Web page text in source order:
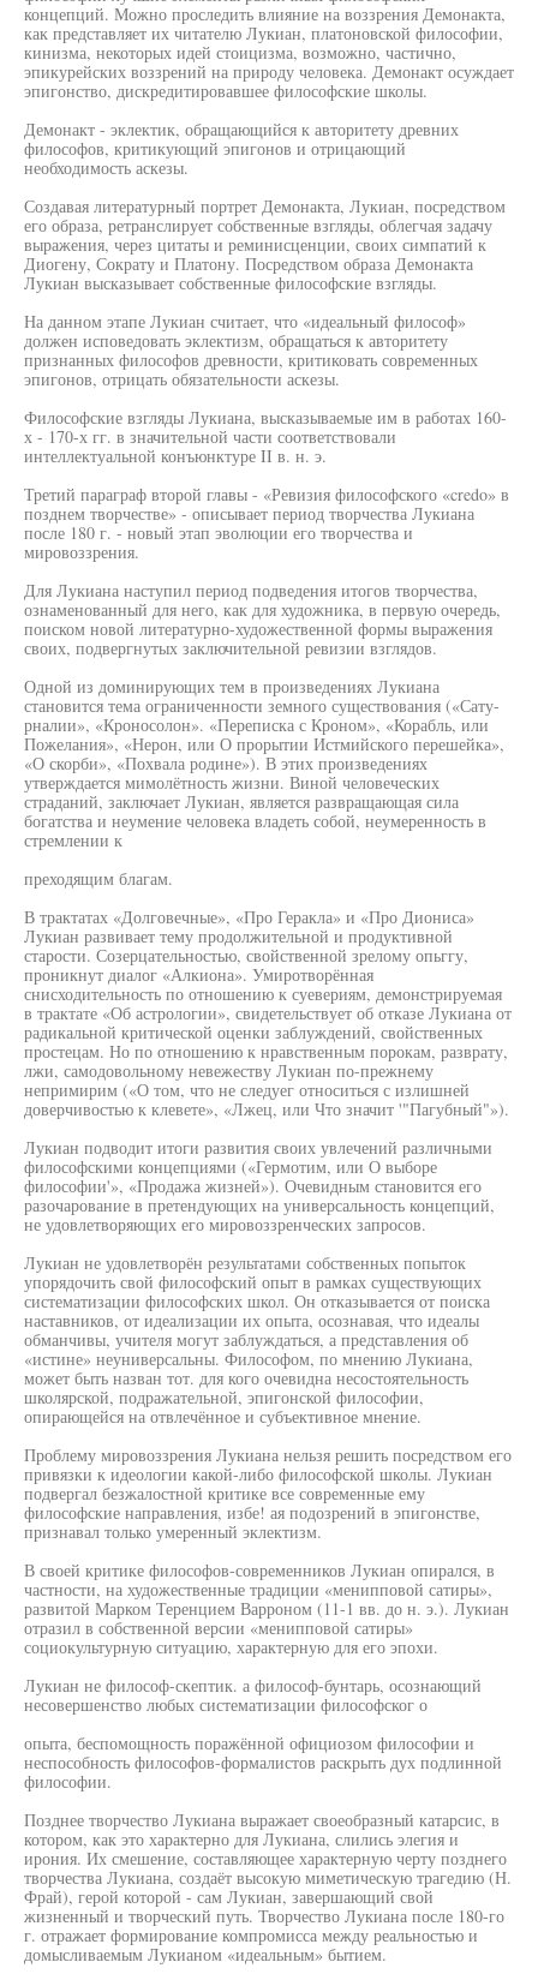
концепций. Можно проследить влияние на воззрения Демонакта,
как представляет их читателю Лукиан, платоновской философии,
кинизма, некоторых идей стоицизма, возможно, частично,
эпикурейских воззрений на природу человека. Демонакт осуждает
эпигонство, дискредитировавшее философские школы.
Демонакт - эклектик, обращающийся к авторитету древних
философов, критикующий эпигонов и отрицающий
необходимость аскезы.
Создавая литературный портрет Демонакта, Лукиан, посредством
его образа, ретранслирует собственные взгляды, облегчая задачу
выражения, через цитаты и реминисценции, своих симпатий к
Диогену, Сократу и Платону. Посредством образа Демонакта
Лукиан высказывает собственные философские взгляды.
На данном этапе Лукиан считает, что «идеальный философ»
должен исповедовать эклектизм, обращаться к авторитету
признанных философов древности, критиковать современных
эпигонов, отрицать обязательности аскезы.
Философские взгляды Лукиана, высказываемые им в работах 160-
х - 170-х гг. в значительной части соответствовали
интеллектуальной конъюнктуре II в. н. э.
Третий параграф второй главы - «Ревизия философского «credo» в
позднем творчестве» - описывает период творчества Лукиана
после 180 г. - новый этап эволюции его творчества и
мировоззрения.
Для Лукиана наступил период подведения итогов творчества,
ознаменованный для него, как для художника, в первую очередь,
поиском новой литературно-художественной формы выражения
своих, подвергнутых заключительной ревизии взглядов.
Одной из доминирующих тем в произведениях Лукиана
становится тема ограниченности земного существования («Сату-
рналии», «Кроносолон». «Переписка с Кроном», «Корабль, или
Пожелания», «Нерон, или О прорытии Истмийского перешейка»,
«О скорби», «Похвала родине»). В этих произведениях
утверждается мимолётность жизни. Виной человеческих
страданий, заключает Лукиан, является развращающая сила
богатства и неумение человека владеть собой, неумеренность в
стремлении к
преходящим благам.
В трактатах «Долговечные», «Про Геракла» и «Про Диониса»
Лукиан развивает тему продолжительной и продуктивной
старости. Созерцательностью, свойственной зрелому опьггу,
проникнут диалог «Алкиона». Умиротворённая
снисходительность по отношению к суевериям, демонстрируемая
в трактате «Об астрологии», свидетельствует об отказе Лукиана от
радикальной критической оценки заблуждений, свойственных
простецам. Но по отношению к нравственным порокам, разврату,
лжи, самодовольному невежеству Лукиан по-прежнему
непримирим («О том, что не следуег относиться с излишней
доверчивостью к клевете», «Лжец, или Что значит '"Пагубный"»).
Лукиан подводит итоги развития своих увлечений различными
философскими концепциями («Гермотим, или О выборе
философии'», «Продажа жизней»). Очевидным становится его
разочарование в претендующих на универсальность концепций,
не удовлетворяющих его мировоззренческих запросов.
Лукиан не удовлетворён результатами собственных попыток
упорядочить свой философский опыт в рамках существующих
систематизации философских школ. Он отказывается от поиска
наставников, от идеализации их опыта, осознавая, что идеалы
обманчивы, учителя могут заблуждаться, а представления об
«истине» неуниверсальны. Философом, по мнению Лукиана,
может быть назван тот. для кого очевидна несостоятельность
школярской, подражательной, эпигонской философии,
опирающейся на отвлечённое и субъективное мнение.
Проблему мировоззрения Лукиана нельзя решить посредством его
привязки к идеологии какой-либо философской школы. Лукиан
подвергал безжалостной критике все современные ему
философские направления, избе! ая подозрений в эпигонстве,
признавал только умеренный эклектизм.
В своей критике философов-современников Лукиан опирался, в
частности, на художественные традиции «менипповой сатиры»,
развитой Марком Теренцием Варроном (11-1 вв. до н. э.). Лукиан
отразил в собственной версии «менипповой сатиры»
социокультурную ситуацию, характерную для его эпохи.
Лукиан не философ-скептик. а философ-бунтарь, осознающий
несовершенство любых систематизации философског о
опыта, беспомощность поражённой официозом философии и
неспособность философов-формалистов раскрыть дух подлинной
философии.
Позднее творчество Лукиана выражает своеобразный катарсис, в
котором, как это характерно для Лукиана, слились элегия и
ирония. Их смешение, составляющее характерную черту позднего
творчества Лукиана, создаёт высокую миметическую трагедию (Н.
Фрай), герой которой - сам Лукиан, завершающий свой
жизненный и творческий путь. Творчество Лукиана после 180-го
г. отражает формирование компромисса между реальностью и
домысливаемым Лукианом «идеальным» бытием.